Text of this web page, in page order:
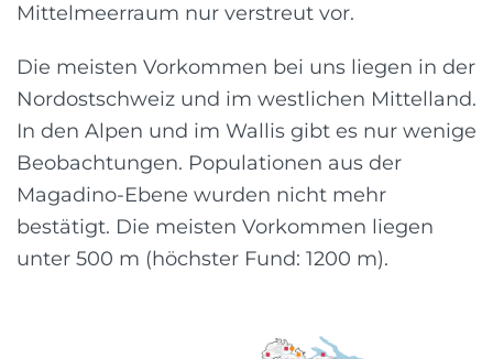
Mittelmeerraum nur verstreut vor.
Die meisten Vorkommen bei uns liegen in der
Nordostschweiz und im westlichen Mittelland.
In den Alpen und im Wallis gibt es nur wenige
Beobachtungen. Populationen aus der
Magadino-Ebene wurden nicht mehr
bestätigt. Die meisten Vorkommen liegen
unter 500 m (höchster Fund: 1200 m).